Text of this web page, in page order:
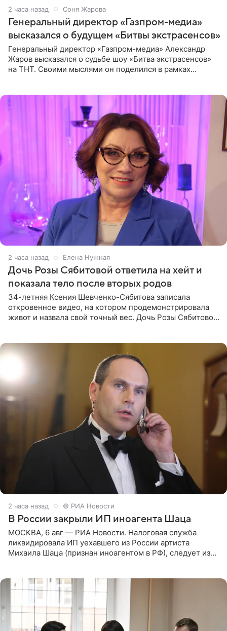
2 часа назад Соня Жарова
Генеральный директор «Газпром-медиа»
высказался о будущем «Битвы экстрасенсов»
Генеральный директор «Газпром-медиа» Александр
Жаров высказался о судьбе шоу «Битва экстрасенсов»
на ТНТ. Своими мыслями он поделился в рамках
2 часа назад Елена Нужная
Дочь Розы Сябитовой ответила на хейт и
показала тело после вторых родов
34-летняя Ксения Шевченко-Сябитова записала
откровенное видео, на котором продемонстрировала
живот и назвала свой точный вес. Дочь Розы Сябитовой
2 часа назад © РИА Новости
В России закрыли ИП иноагента Шаца
МОСКВА, 6 авг — РИА Новости. Налоговая служба
ликвидировала ИП уехавшего из России артиста
Михаила Шаца (признан иноагентом в РФ), следует из